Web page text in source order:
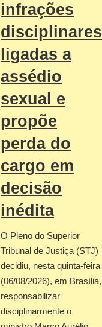
infrações
disciplinares
ligadas a
assédio
sexual e
propõe
perda do
cargo em
decisão
inédita
O Pleno do Superior
Tribunal de Justiça (STJ)
decidiu, nesta quinta-feira
(06/08/2026), em Brasília,
responsabilizar
disciplinarmente o